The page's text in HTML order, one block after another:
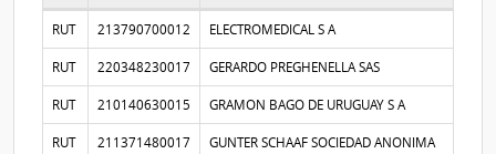
RUT 213790700012 ELECTROMEDICAL S A
RUT 220348230017 GERARDO PREGHENELLA SAS
RUT 210140630015 GRAMON BAGO DE URUGUAY S A
RUT 211371480017 GUNTER SCHAAF SOCIEDAD ANONIMA